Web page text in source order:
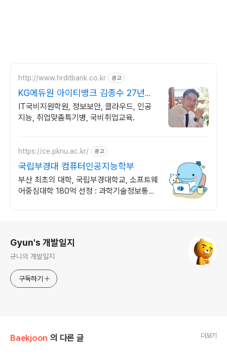
http://www.hrditbank.co.kr 광고
KG에듀원 아이티뱅크 김종수 27년경
력전문가 IT취업상담
IT국비지원학원, 정보보안, 클라우드, 인공
지능, 취업맞춤특기병, 국비취업교육.
https://ce.pknu.ac.kr/ 광고
국립부경대 컴퓨터인공지능학부
부산 최초의 대학, 국립부경대학교, 소프트웨
어중심대학 180억 선정 : 과학기술정보통신
Gyun's 개발일지
규니의 개발일지
구독하기
Baekjoon 의 다른 글 더보기